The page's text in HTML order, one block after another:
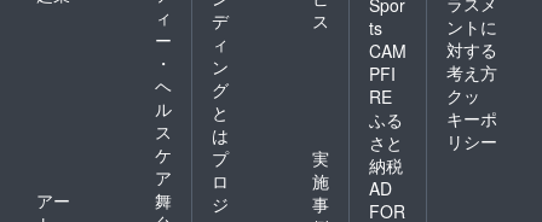
ィ
ー
・
ヘ
ル
ス
ケ
ア
アー
舞
デ
ィ
ン
グ
と
は
ス
プ
ロ
ジ
実
施
事
ts
CAM
PFI
RE
ふる
さと
納税
AD
FOR
ントに
対する
考え方
クッ
キーポ
リシー